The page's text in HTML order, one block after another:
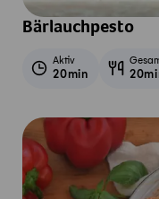
Bärlauchpesto
Aktiv
20min